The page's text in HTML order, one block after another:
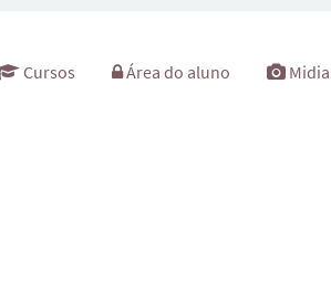
Cursos Área do aluno Midia